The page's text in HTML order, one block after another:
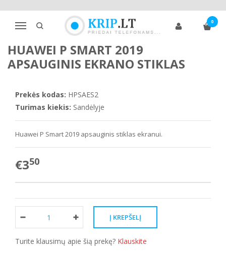
Navigacija
0
Pagrindinis Telefono ekrano apsaugos Huawei
Kita
Huawei P Smart 2019 apsauginis ekrano stiklas
HUAWEI P SMART 2019
APSAUGINIS EKRANO STIKLAS
Prekės kodas: HPSAES2
Turimas kiekis: Sandėlyje
Huawei P Smart 2019 apsauginis stiklas ekranui.
€350
Turite klausimų apie šią prekę? Klauskite